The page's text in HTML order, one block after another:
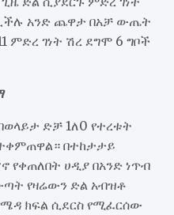
አንድ ጨዋታ በአቻ ውጤት
ምድረ ገነት ሽረ ደግሞ 6 ግቦች
ድቻ 1ለ0 የተረቱት
ተቀምጠዋል። በተከታታይ
ሀዲያ በአንድ ነጥብ
የዛሬውን ድል አብዝቶ
ክፍል ሲደርስ የሚፈርሰው